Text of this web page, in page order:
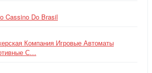
Cassino Do Brasil
Компания Игровые Автоматы
С…